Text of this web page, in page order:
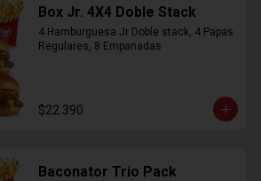
Box Jr. 4X4 Doble Stack
4 Hamburguesa Jr Doble stack, 4 Papas
Regulares, 8 Empanadas
$22.390
Baconator Trio Pack